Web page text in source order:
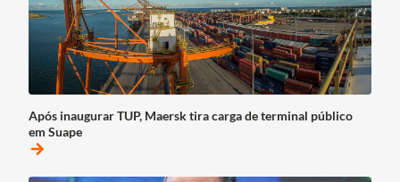
Após inaugurar TUP, Maersk tira carga de terminal público
em Suape
arrow_forward